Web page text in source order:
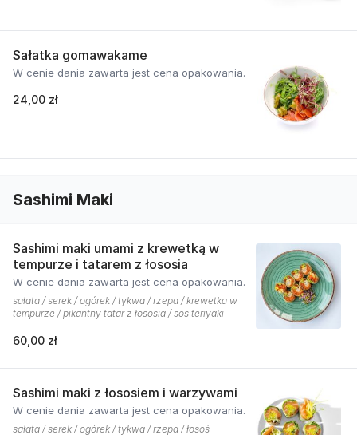
Sałatka gomawakame
W cenie dania zawarta jest cena opakowania.
24,00 zł
Sashimi Maki
Sashimi maki umami z krewetką w
tempurze i tatarem z łososia
W cenie dania zawarta jest cena opakowania.
sałata / serek / ogórek / tykwa / rzepa / krewetka w
tempurze / pikantny tatar z łososia / sos teriyaki
60,00 zł
Sashimi maki z łososiem i warzywami
W cenie dania zawarta jest cena opakowania.
sałata / serek / ogórek / tykwa / rzepa / łosoś